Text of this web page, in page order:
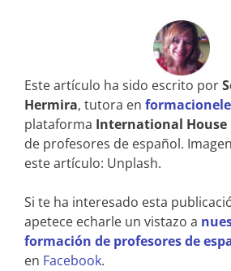
Este artículo ha sido escrito por
Hermira, tutora en
plataforma International House
de profesores de español.
este artículo: Unplash.
Si te ha interesado esta
apetece echarle un vistazo a
formación de profesores de
en Facebook.